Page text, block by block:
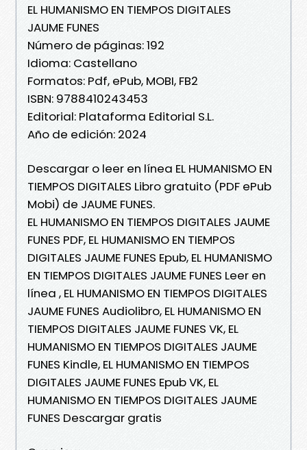
EL HUMANISMO EN TIEMPOS DIGITALES
JAUME FUNES
Número de páginas: 192
Idioma: Castellano
Formatos: Pdf, ePub, MOBI, FB2
ISBN: 9788410243453
Editorial: Plataforma Editorial S.L.
Año de edición: 2024
Descargar o leer en línea EL HUMANISMO EN
TIEMPOS DIGITALES Libro gratuito (PDF ePub
Mobi) de JAUME FUNES.
EL HUMANISMO EN TIEMPOS DIGITALES JAUME
FUNES PDF, EL HUMANISMO EN TIEMPOS
DIGITALES JAUME FUNES Epub, EL HUMANISMO
EN TIEMPOS DIGITALES JAUME FUNES Leer en
línea , EL HUMANISMO EN TIEMPOS DIGITALES
JAUME FUNES Audiolibro, EL HUMANISMO EN
TIEMPOS DIGITALES JAUME FUNES VK, EL
HUMANISMO EN TIEMPOS DIGITALES JAUME
FUNES Kindle, EL HUMANISMO EN TIEMPOS
DIGITALES JAUME FUNES Epub VK, EL
HUMANISMO EN TIEMPOS DIGITALES JAUME
FUNES Descargar gratis